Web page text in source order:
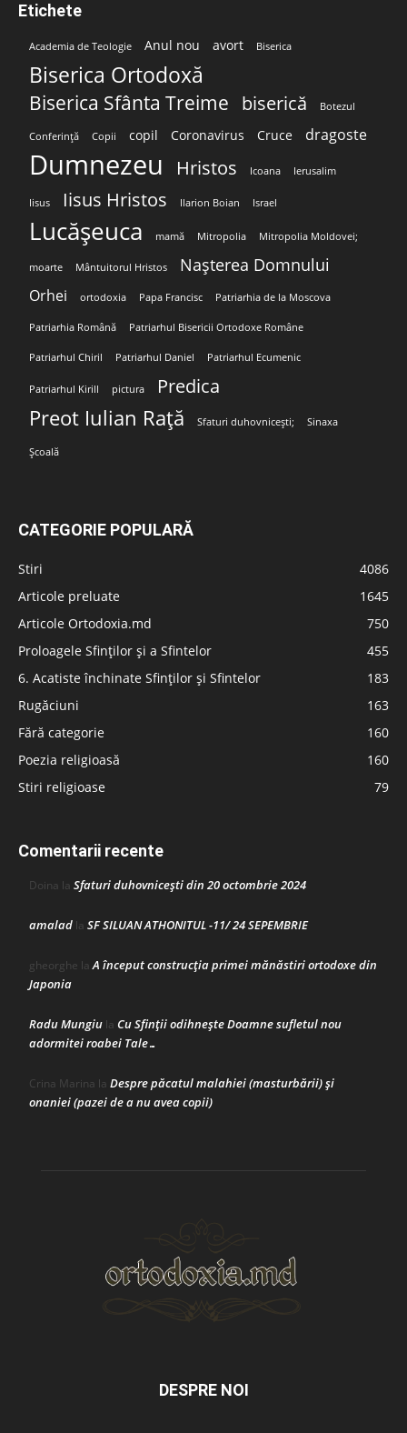
Etichete
Academia de Teologie Anul nou avort Biserica
Biserica Ortodoxă
Biserica Sfânta Treime biserică Botezul
Conferință Copii copil Coronavirus Cruce dragoste
Dumnezeu Hristos Icoana Ierusalim
Iisus Iisus Hristos Ilarion Boian Israel
Lucășeuca mamă Mitropolia Mitropolia Moldovei;
moarte Mântuitorul Hristos Nașterea Domnului
Orhei ortodoxia Papa Francisc Patriarhia de la Moscova
Patriarhia Română Patriarhul Bisericii Ortodoxe Române
Patriarhul Chiril Patriarhul Daniel Patriarhul Ecumenic
Patriarhul Kirill pictura Predica
Preot Iulian Rață Sfaturi duhovnicești; Sinaxa
Școală
CATEGORIE POPULARĂ
Stiri
4086
Articole preluate
1645
Articole Ortodoxia.md
750
Proloagele Sfinților și a Sfintelor
455
6. Acatiste închinate Sfinților și Sfintelor
183
Rugăciuni
163
Fără categorie
160
Poezia religioasă
160
Stiri religioase
79
Comentarii recente
Doina la Sfaturi duhovnicești din 20 octombrie 2024
amalad la SF SILUAN ATHONITUL -11/ 24 SEPEMBRIE
gheorghe laA început construcţia primei mănăstiri ortodoxe din
Japonia
Radu Mungiu la Cu Sfinții odihnește Doamne sufletul nou
adormitei roabei Tale…
Crina Marina la Despre păcatul malahiei (masturbării) şi
onaniei (pazei de a nu avea copii)
DESPRE NOI